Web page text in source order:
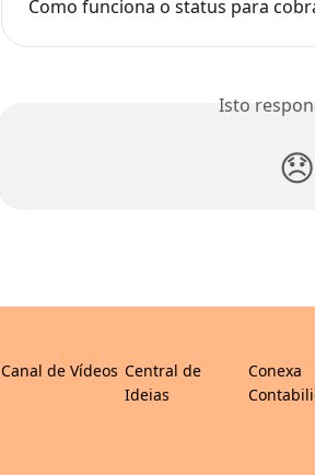
Como funciona o status para
Isto
😞
Canal de Vídeos Central de
Ideias
Conexa